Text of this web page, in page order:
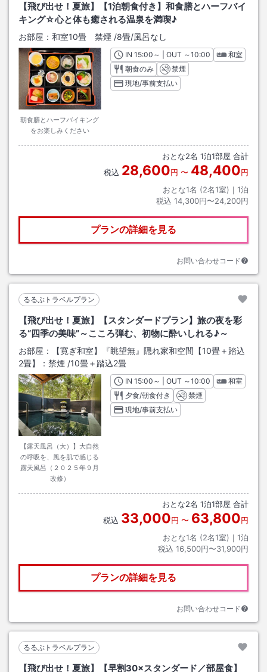
【飛び出せ！夏旅】【1泊朝食付き】和食膳とハーフバイ
キング☆心と体も癒される温泉を満喫♪
お部屋： 和室10畳 禁煙 /8畳/風呂なし
朝食膳とハーフバイキング
をお楽しみください
INチェックイン
15:00 ～ | OUT チェックアウト
～10:00
和室
朝食のみ
禁煙
現地/事前支払い
おとな2名 1泊1部屋 合計
税込 28,600円 〜 48,400円
おとな1名 (2名1室)｜ 1泊
税込 14,300円〜24,200円
プランの詳細を見る
お問い合わせコード
るるぶトラベルプラン
【飛び出せ！夏旅】【スタンダードプラン】旅の夜を彩
る“四季の美味”～こころ弾む、初物に酔いしれる♪～
お部屋：
【寛ぎ和室】『眺望無』隠れ家和空間【10畳＋踏込
2畳】：禁煙 /10畳＋踏込2畳
【露天風呂（大）】大自然
の呼吸を、風を肌で感じる
露天風呂（２０２５年９月
改修）
INチェックイン
15:00 ～ | OUT チェックアウト
～10:00
和室
夕食/朝食付き
禁煙
現地/事前支払い
おとな2名 1泊1部屋 合計
税込 33,000円 〜 63,800円
おとな1名 (2名1室)｜ 1泊
税込 16,500円〜31,900円
プランの詳細を見る
お問い合わせコード
るるぶトラベルプラン
【飛び出せ！夏旅】【早割30×スタンダード／部屋食】